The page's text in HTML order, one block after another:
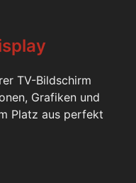
TV-Bildschirm
Grafiken und
Platz aus perfekt